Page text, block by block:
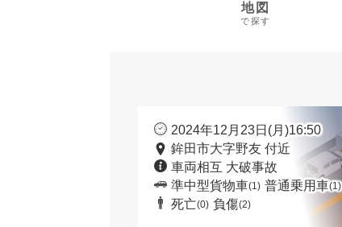
地図
で探す
2024年12月23日(月)16:50
鉾田市大字野友 付近
車両相互 大破事故
準中型貨物車(1) 普通乗用車(1)
死亡(0) 負傷(2)